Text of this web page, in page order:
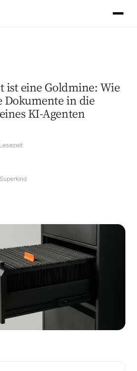
ist eine Goldmine: Wie
Dokumente in die
KI-Agenten